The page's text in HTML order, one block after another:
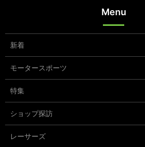
Menu
新着
モータースポーツ
特集
ショップ探訪
レーサーズ